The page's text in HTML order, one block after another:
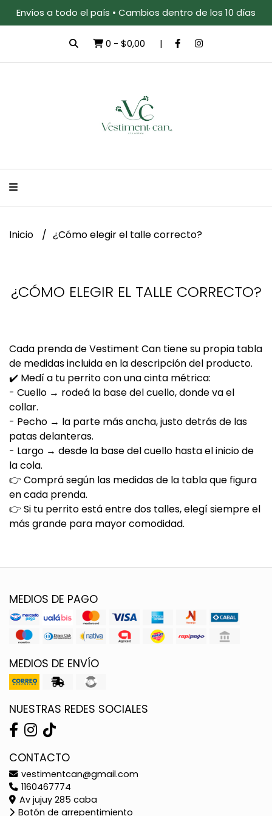
Envíos a todo el país • Cambios dentro de los 10 días
0 - $0,00
Inicio ¿Cómo elegir el talle correcto?
¿CÓMO ELEGIR EL TALLE CORRECTO?
Cada prenda de Vestiment Can tiene su propia tabla
de medidas incluida en la descripción del producto.
✔️ Medí a tu perrito con una cinta métrica:
- Cuello → rodeá la base del cuello, donde va el
collar.
- Pecho → la parte más ancha, justo detrás de las
patas delanteras.
- Largo → desde la base del cuello hasta el inicio de
la cola.
👉 Comprá según las medidas de la tabla que figura
en cada prenda.
👉 Si tu perrito está entre dos talles, elegí siempre el
más grande para mayor comodidad.
MEDIOS DE PAGO
MEDIOS DE ENVÍO
NUESTRAS REDES SOCIALES
CONTACTO
vestimentcan@gmail.com
1160467774
Av jujuy 285 caba
Botón de arrepentimiento